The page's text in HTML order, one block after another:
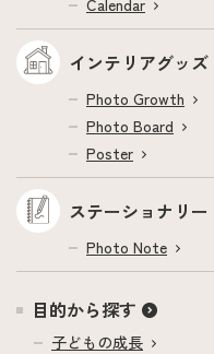
インテリアグッズ
Photo Growth
Photo Board
Poster
ステーショナリー
Photo Note
目的から探す
子どもの成長